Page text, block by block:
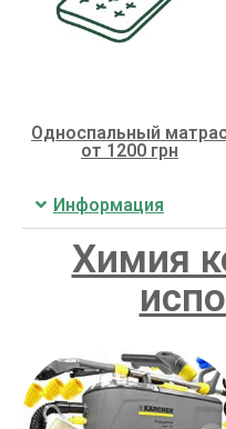
Односпальный
от 1200 грн
Информация
Химия